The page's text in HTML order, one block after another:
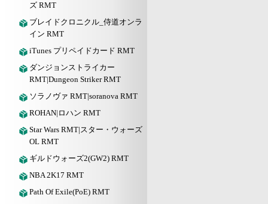
ズ RMT
ブレイドクロニクル_侍道オンラ
イン RMT
iTunes プリペイドカード RMT
ダンジョンストライカー
RMT|Dungeon Striker RMT
ソラノヴァ RMT|soranova RMT
ROHAN|ロハン RMT
Star Wars RMT|スター・ウォーズ
OL RMT
ギルドウォーズ2(GW2) RMT
NBA 2K17 RMT
Path Of Exile(PoE) RMT